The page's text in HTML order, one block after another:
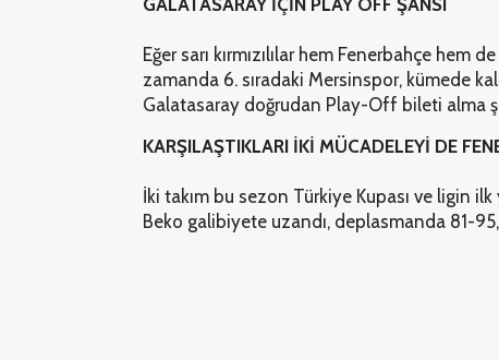
Eğer sarı kırmızılılar hem Fenerbahçe hem
zamanda 6. sıradaki Mersinspor, kümede
Galatasaray doğrudan Play-Off bileti alma
KARŞILAŞTIKLARI İKİ MÜCADELEYİ DE
İki takım bu sezon Türkiye Kupası ve ligin ilk
Beko galibiyete uzandı, deplasmanda 81-